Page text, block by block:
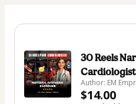
30 Reels
Author: EM
$14.00